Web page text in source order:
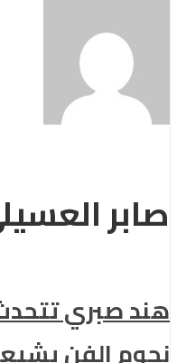
صابر
هند صبري
نجوم الفن